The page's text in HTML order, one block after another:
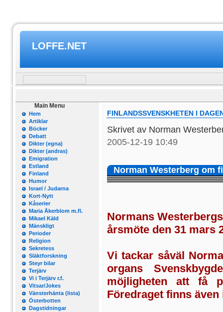
LOFFE.NET
Main Menu
Hem
Artiklar
Böcker
Debatt
Dikter (egna)
Dikter (andras)
Emigration
Estland
Finland
Humor
Israel / Judarna
Kort-Nytt
Kåserier
Maria Åkerblom m.fl.
Mikael Käld
Mänskligt
Perioder
Religion
Sekretess
Släktforskning
Steyr bilar
Terjärv
Vi i Terjärv r.f.
Vitsar/Jokes
Vänsterhänta (lista)
Österbotten
Dagstidningar
FINLANDSSVENSKHETEN I
Skrivet av Norman
2005-12-19 10:49
Norman Westerberg om
Normans
årsmöte den 31 mars
Vi tackar såväl
organs
möjligheten att få
Föredraget finns även